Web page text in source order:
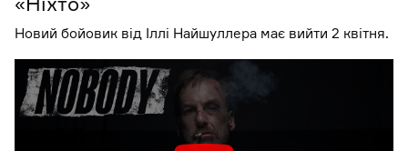
Новий бойовик від Іллі Найшуллера має вийти 2 квітня.